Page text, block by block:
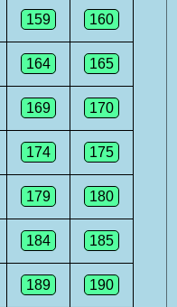
159 160
164 165
169 170
174 175
179 180
184 185
189 190